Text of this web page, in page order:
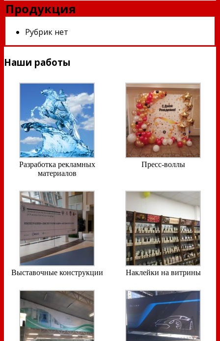
Продукция
Рубрик нет
Наши работы
Разработка рекламных
материалов
Пресс-воллы
Выставочные конструкции Наклейки на витрины